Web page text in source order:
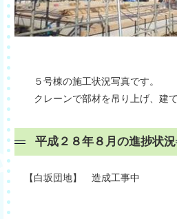
５号棟の施工状況写真です。
クレーンで部材を吊り上げ、建て
平成２８年８月の進捗状況
【白坂団地】 造成工事中